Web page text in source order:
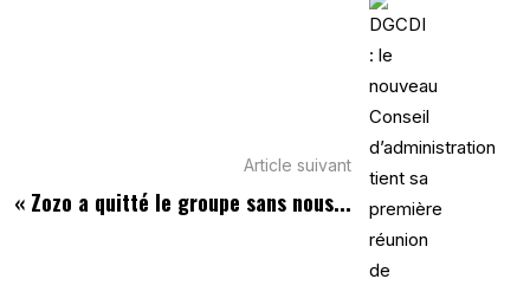
Article suivant
« Zozo a quitté le groupe sans nous...